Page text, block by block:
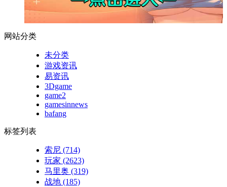
网站分类
未分类
游戏资讯
易资讯
3Dgame
game2
gamesinnews
bafang
标签列表
索尼 (714)
玩家 (2623)
马里奥 (319)
战地 (185)